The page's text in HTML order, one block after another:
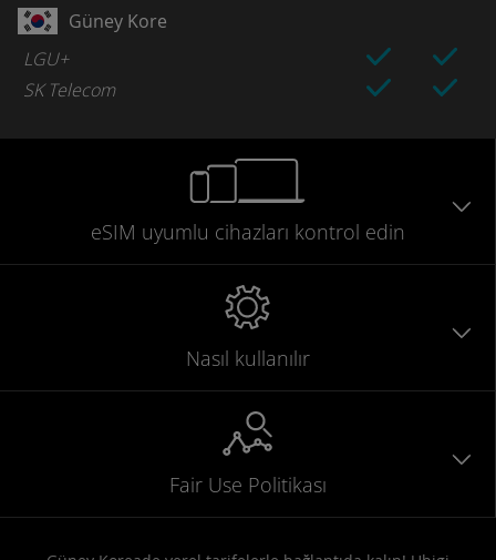
Güney Kore
LGU+
SK Telecom
eSIM uyumlu cihazları kontrol edin
Nasıl kullanılır
Fair Use Politikası